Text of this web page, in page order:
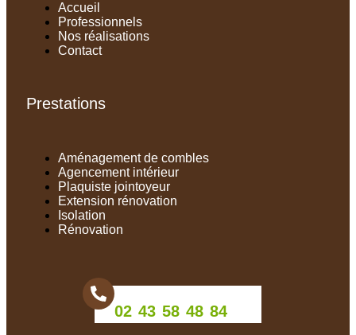
Accueil
Professionnels
Nos réalisations
Contact
Prestations
Aménagement de combles
Agencement intérieur
Plaquiste jointoyeur
Extension rénovation
Isolation
Rénovation
02 43 58 48 84